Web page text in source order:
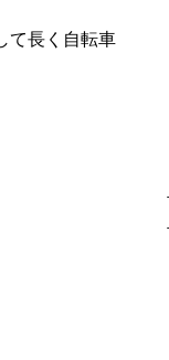
て長く自転車